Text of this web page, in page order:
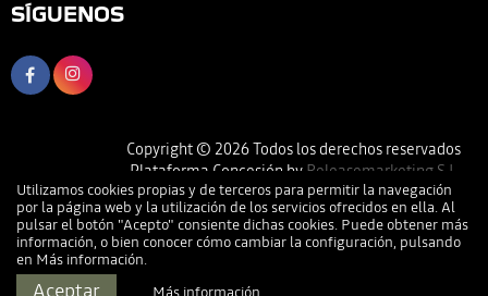
Utilizamos cookies propias y de terceros para permitir la navegación
por la página web y la utilización de los servicios ofrecidos en ella. Al
pulsar el botón "Acepto" consiente dichas cookies. Puede obtener más
información, o bien conocer cómo cambiar la configuración, pulsando
en Más información.
Aceptar
Llamar Pedir Cita
SÍGUENOS
Copyright © 2026 Todos los derechos reservados
Plataforma Concesión by Releasemarketing S.L.